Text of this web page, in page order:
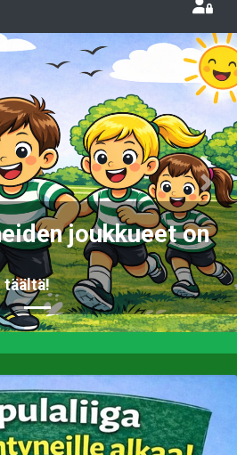
joukkueet on
täältä!